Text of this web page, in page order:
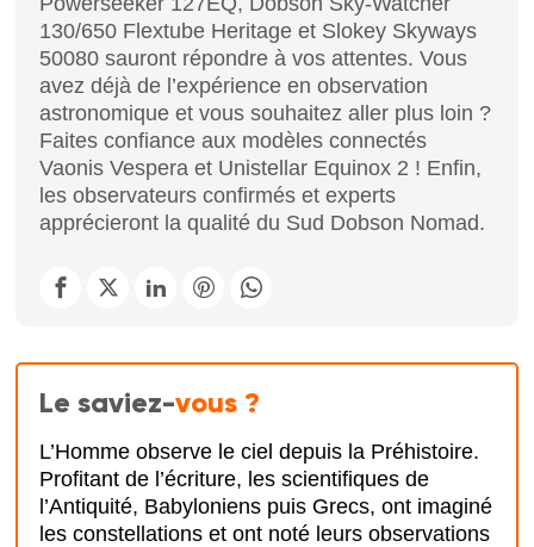
130/650 Flextube Heritage et Slokey Skyways
50080 sauront répondre à vos attentes. Vous
avez déjà de l’expérience en observation
astronomique et vous souhaitez aller plus loin ?
Faites confiance aux modèles connectés
Vaonis Vespera et Unistellar Equinox 2 ! Enfin,
les observateurs confirmés et experts
apprécieront la qualité du Sud Dobson Nomad.
Le saviez-vous ?
L’Homme observe le ciel depuis la Préhistoire.
Profitant de l’écriture, les scientifiques de
l’Antiquité, Babyloniens puis Grecs, ont imaginé
les constellations et ont noté leurs observations